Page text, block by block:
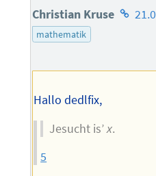
Christian Kruse
mathematik
Hallo dedlfix,
Jesucht is’x.
5